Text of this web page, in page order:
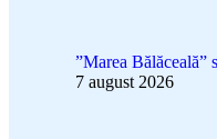
”Marea Bălăceală”
7 august 2026